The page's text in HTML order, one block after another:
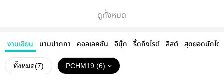
อารมณ์ของแต่ตัวละครเปลี่ยนไวมาก ใครจิตอ่อนมี
มากแต่ขี้เกียจแก้
ถ้าเจอคำผิดช่วยบอกบรรทัดไว้เลยจะขอบคุณมากค่ะ
ดูทั้งหมด
งานเขียน นามปากกา คอลเลคชัน อีบุ๊ก รี้ดถึงไรต์ ลิสต์ สุดยอดนักโด
ทั้งหมด(7) PCHM19 (6)